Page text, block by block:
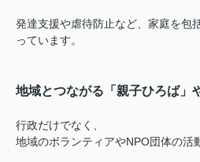
発達支援や虐待防止など、家庭を包
っています。
地域とつながる「親子ひろば」
行政だけでなく、
地域のボランティアやNPO団体の活